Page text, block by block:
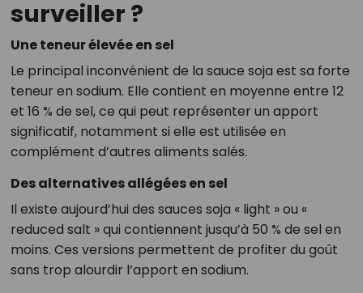
surveiller ?
Une teneur élevée en sel
Le principal inconvénient de la sauce soja est sa forte
teneur en sodium. Elle contient en moyenne entre 12
et 16 % de sel, ce qui peut représenter un apport
significatif, notamment si elle est utilisée en
complément d’autres aliments salés.
Des alternatives allégées en sel
Il existe aujourd’hui des sauces soja « light » ou «
reduced salt » qui contiennent jusqu’à 50 % de sel en
moins. Ces versions permettent de profiter du goût
sans trop alourdir l’apport en sodium.